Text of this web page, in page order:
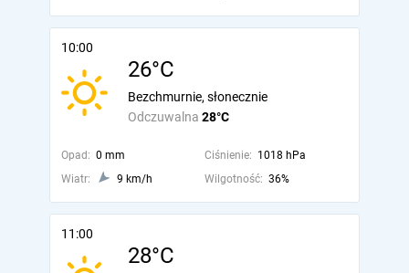
10:00
26°C
Odczuwalna 28°C
Bezchmurnie, słonecznie
Opad: 0 mm Ciśnienie: 1018 hPa
Wiatr:
9 km/h Wilgotność: 36%
11:00
28°C